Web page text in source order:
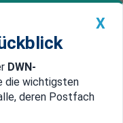
Premium
China
X
DWN-
die wichtigsten
deren Postfach